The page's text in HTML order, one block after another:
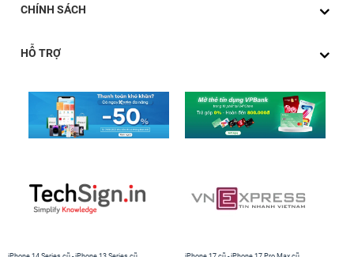
Ngoài ra iPhone 6s Plus Chính Hãng hàng Công ty còn được
nhau.
CHÍNH SÁCH
HỖ TRỢ